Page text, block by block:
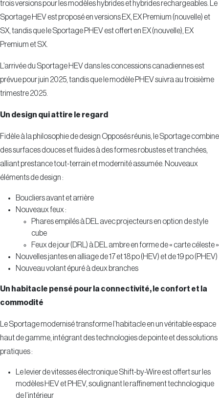
trois versions pour les modèles hybrides et hybrides rechargeables. Le
Sportage HEV est proposé en versions EX, EX Premium (nouvelle) et
SX, tandis que le Sportage PHEV est offert en EX (nouvelle), EX
Premium et SX.
L’arrivée du Sportage HEV dans les concessions canadiennes est
prévue pour juin 2025, tandis que le modèle PHEV suivra au troisième
trimestre 2025.
Un design qui attire le regard
Fidèle à la philosophie de design Opposés réunis, le Sportage combine
des surfaces douces et fluides à des formes robustes et tranchées,
alliant prestance tout-terrain et modernité assumée. Nouveaux
éléments de design :
Boucliers avant et arrière
Nouveaux feux :
Phares empilés à DEL avec projecteurs en option de style
cube
Feux de jour (DRL) à DEL ambre en forme de « carte céleste »
Nouvelles jantes en alliage de 17 et 18 po (HEV) et de 19 po (PHEV)
Nouveau volant épuré à deux branches
Un habitacle pensé pour la connectivité, le confort et la
commodité
Le Sportage modernisé transforme l’habitacle en un véritable espace
haut de gamme, intégrant des technologies de pointe et des solutions
pratiques :
Le levier de vitesses électronique Shift-by-Wire est offert sur les
modèles HEV et PHEV, soulignant le raffinement technologique
de l’intérieur